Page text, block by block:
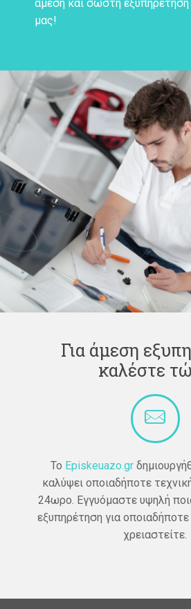
άμεση και σωστή εξυπηρέτησή
μας!
Για άμεση
καλέστε
Το Episkeuazo.gr
καλύψει οποιαδήποτε
24ωρο. Εγγυόμαστε υψηλή
εξυπηρέτηση για οποιαδήποτε
χρειαστείτε.